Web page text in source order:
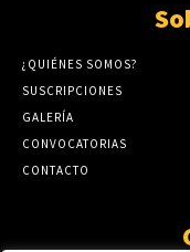
¿QUIÉNES SOMOS?
SUSCRIPCIONES
GALERÍA
CONVOCATORIAS
CONTACTO